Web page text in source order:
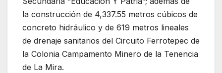
la construcción de 4,337.55 metros cúbicos de
concreto hidráulico y de 619 metros lineales
de drenaje sanitarios del Circuito Ferrotepec de
la Colonia Campamento Minero de la Tenencia
de La Mira.